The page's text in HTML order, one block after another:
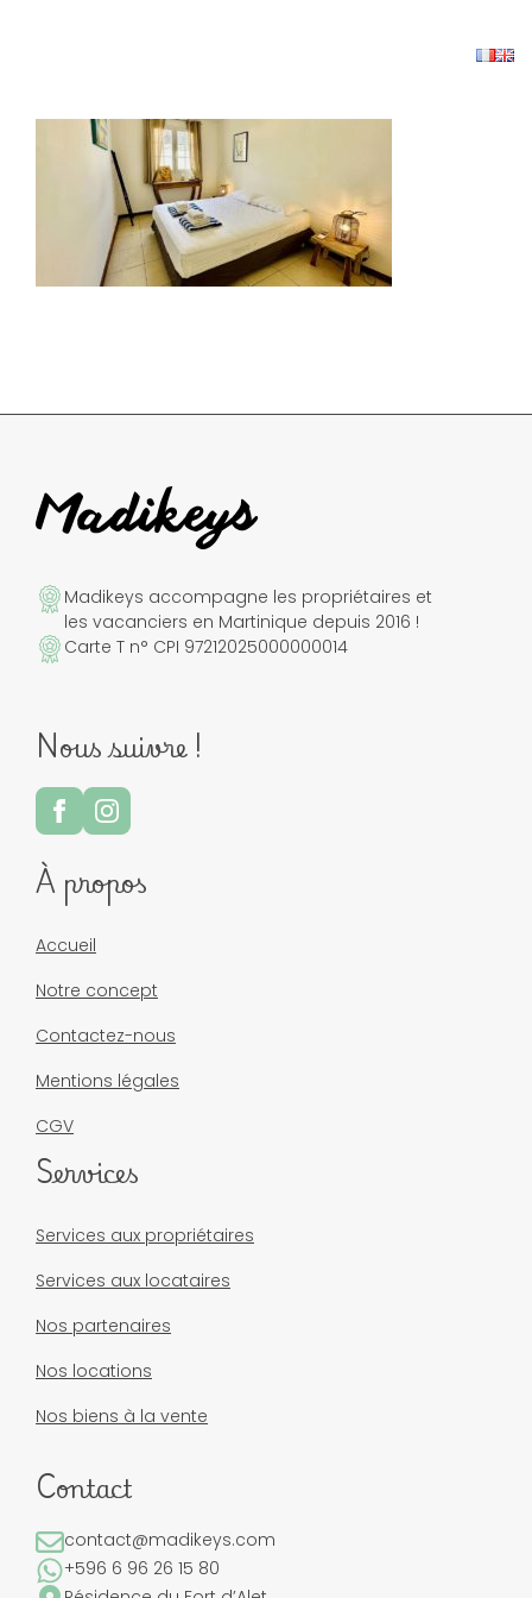
Madikeys accompagne les propriétaires et
les vacanciers en Martinique depuis 2016 !
Carte T n° CPI 97212025000000014
Nous suivre !
À propos
Accueil
Notre concept
Contactez-nous
Mentions légales
CGV
Services
Services aux propriétaires
Services aux locataires
Nos partenaires
Nos locations
Nos biens à la vente
Contact
contact@madikeys.com
+596 6 96 26 15 80